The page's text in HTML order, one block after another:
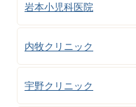
岩本小児科医院
内牧クリニック
宇野クリニック